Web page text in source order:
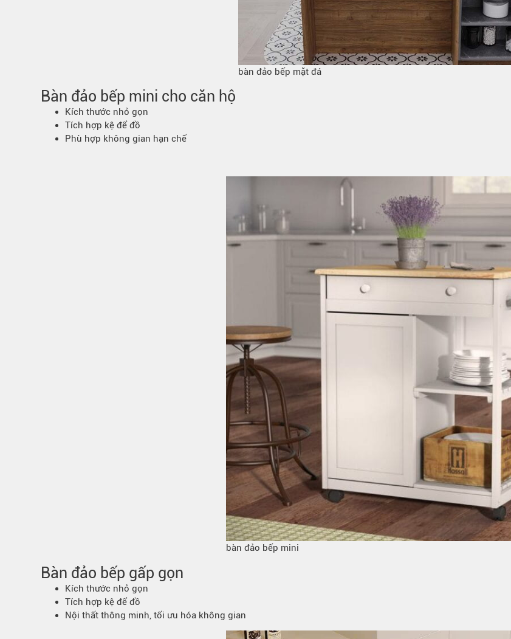
bàn đảo bếp mặt đá
Bàn đảo bếp mini cho căn hộ
Kích thước nhỏ gọn
Tích hợp kệ để đồ
Phù hợp không gian hạn chế
bàn đảo bếp mini
Bàn đảo bếp gấp gọn
Kích thước nhỏ gọn
Tích hợp kệ để đồ
Nội thất thông minh, tối ưu hóa không gian